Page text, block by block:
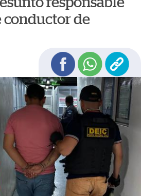
conductor de